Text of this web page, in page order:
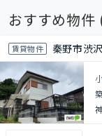
おすすめ物件
賃貸物件 秦野市渋